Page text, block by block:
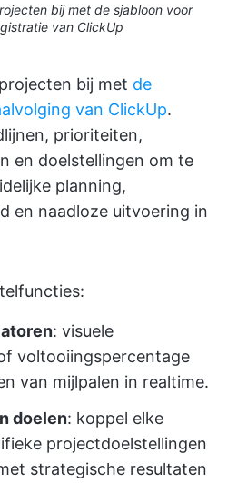
bij met de sjabloon voor
van ClickUp
bij met de
van ClickUp.
prioriteiten,
en doelstellingen om te
planning,
en naadloze uitvoering in
: visuele
voltooiingspercentage
van mijlpalen in realtime.
doelen: koppel elke
projectdoelstellingen
strategische resultaten